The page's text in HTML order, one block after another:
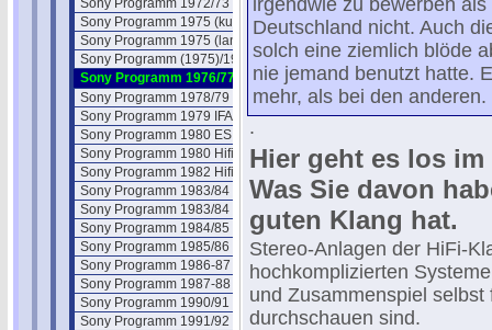
Sony Programm 1972/73
Sony Programm 1975 (kurz)
Sony Programm 1975 (lang)
Sony Programm (1975)/1976
Sony Programm 1976/77
Sony Programm 1978/79
Sony Programm 1979 IFA
Sony Programm 1980 ES
Sony Programm 1980 Hifi
Sony Programm 1982 Hifi
Sony Programm 1983/84 Hifi
Sony Programm 1983/84 CD/PCM
Sony Programm 1984/85 Hifi
Sony Programm 1985/86 Hifi
Sony Programm 1986-87 ES
Sony Programm 1987-88 Hifi
Sony Programm 1990/91
Sony Programm 1991/92
irgendwie zu bewerben
Deutschland nicht. Auch
solch eine ziemlich blöde
nie jemand benutzt hatte.
mehr, als bei den anderen.
.
Hier geht es los
Was Sie davon
guten Klang hat.
Stereo-Anlagen der HiFi-
hochkomplizierten
und Zusammenspiel
durchschauen sind.